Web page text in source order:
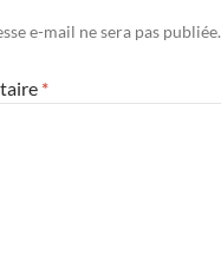
e-mail ne sera pas publiée.
*